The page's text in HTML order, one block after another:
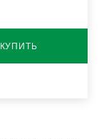
КУПИТЬ